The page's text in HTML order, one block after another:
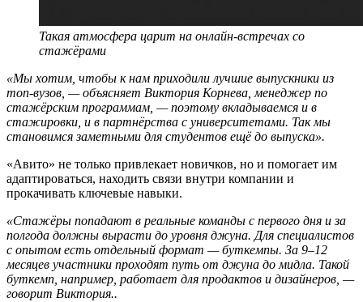
Такая атмосфера царит на онлайн-встречах со
стажёрами
«Мы хотим, чтобы к нам приходили лучшие выпускники из
топ-вузов, — объясняет Виктория Корнева, менеджер по
стажёрским программам, — поэтому вкладываемся и в
стажировки, и в партнёрства с университетами. Так мы
становимся заметными для студентов ещё до выпуска».
«Авито» не только привлекает новичков, но и помогает им
адаптироваться, находить связи внутри компании и
прокачивать ключевые навыки.
«Стажёры попадают в реальные команды с первого дня и за
полгода должны вырасти до уровня джуна. Для специалистов
с опытом есть отдельный формат — буткемпы. За 9–12
месяцев участники проходят путь от джуна до мидла. Такой
буткемп, например, работает для продактов и дизайнеров, —
говорит Виктория..